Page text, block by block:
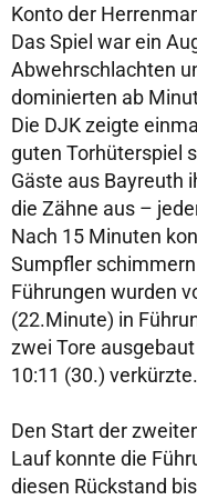
Konto der
Das Spiel war ein
Abwehrschlachten
dominierten ab
Die DJK zeigte
guten Torhüterspiel
Gäste aus Bayreuth
die Zähne aus –
Nach 15 Minuten
Sumpfler
Führungen wurden
(22.Minute) in
zwei Tore
10:11 (30.) verkürzte.
Den Start der
Lauf konnte die
diesen Rückstand